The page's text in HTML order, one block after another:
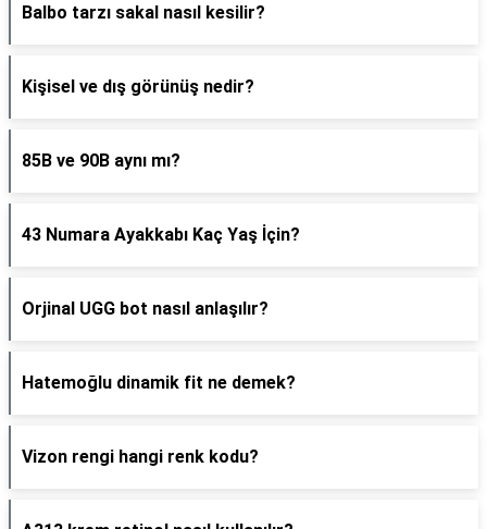
Balbo tarzı sakal nasıl kesilir?
Kişisel ve dış görünüş nedir?
85B ve 90B aynı mı?
43 Numara Ayakkabı Kaç Yaş İçin?
Orjinal UGG bot nasıl anlaşılır?
Hatemoğlu dinamik fit ne demek?
Vizon rengi hangi renk kodu?